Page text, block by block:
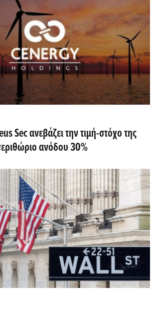
Sec ανεβάζει την τιμή-στόχο της
ανόδου 30%